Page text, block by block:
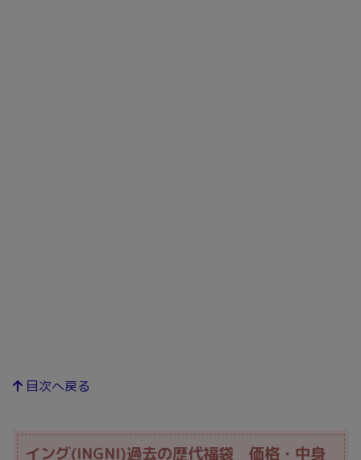
目次へ戻る
イング(INGNI)過去の歴代福袋 価格・中身